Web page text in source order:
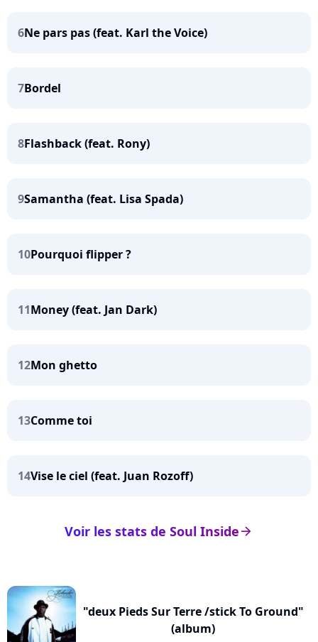
6Ne pars pas (feat. Karl the Voice)
7Bordel
8Flashback (feat. Rony)
9Samantha (feat. Lisa Spada)
10Pourquoi flipper ?
11Money (feat. Jan Dark)
12Mon ghetto
13Comme toi
14Vise le ciel (feat. Juan Rozoff)
arrow_right
Voir les stats de Soul Inside
"deux Pieds Sur Terre /stick To Ground"
(album)